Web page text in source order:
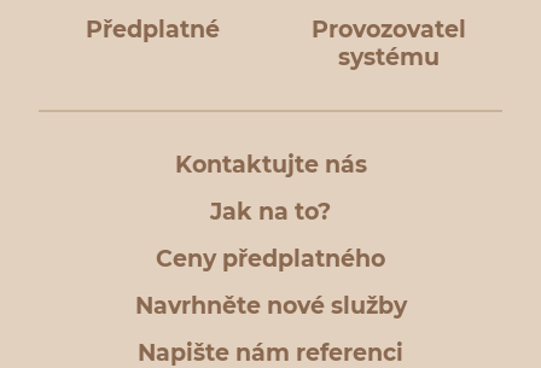
Předplatné
Provozovatel
systému
Kontaktujte nás
Jak na to?
Ceny předplatného
Navrhněte nové služby
Napište nám referenci